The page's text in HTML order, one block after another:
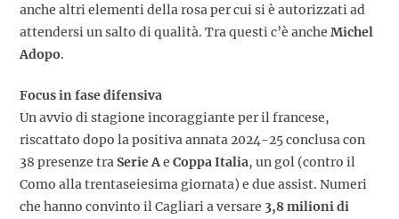
anche altri elementi della rosa per cui si è autorizzati ad
attendersi un salto di qualità. Tra questi c’è anche Michel
Adopo.
Focus in fase difensiva
Un avvio di stagione incoraggiante per il francese,
riscattato dopo la positiva annata 2024-25 conclusa con
38 presenze traSerie Ae Coppa Italia, un gol (contro il
Como alla trentaseiesima giornata) e due assist. Numeri
che hanno convinto il Cagliari a versare 3,8 milioni di